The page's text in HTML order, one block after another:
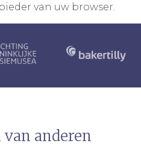
van uw browser.
anderen